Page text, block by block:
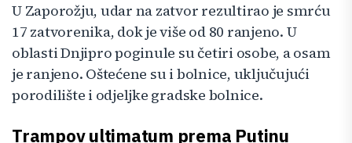
U Zaporožju, udar na zatvor rezultirao je smrću
17 zatvorenika, dok je više od 80 ranjeno. U
oblasti Dnjipro poginule su četiri osobe, a osam
je ranjeno. Oštećene su i bolnice, uključujući
porodilište i odjeljke gradske bolnice.
Trampov ultimatum prema Putinu